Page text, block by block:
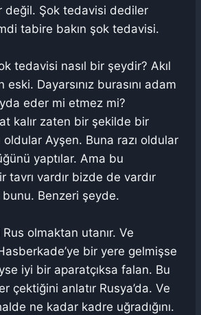
değil. Şok tedavisi dediler
tabire bakın şok tedavisi.
tedavisi nasıl bir şeydir? Akıl
Dayarsınız burasını adam
eder mi etmez mi?
kalır zaten bir şekilde bir
oldular Ayşen. Buna razı oldular
yaptılar. Ama bu
tavrı vardır bizde de vardır
Benzeri şeyde.
olmaktan utanır. Ve
bir yere gelmişse
iyi bir aparatçıksa falan. Bu
çektiğini anlatır Rusya’da. Ve
ne kadar kadre uğradığını.